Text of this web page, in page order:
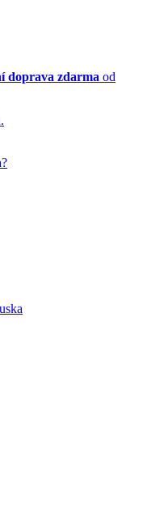
doprava zdarma od